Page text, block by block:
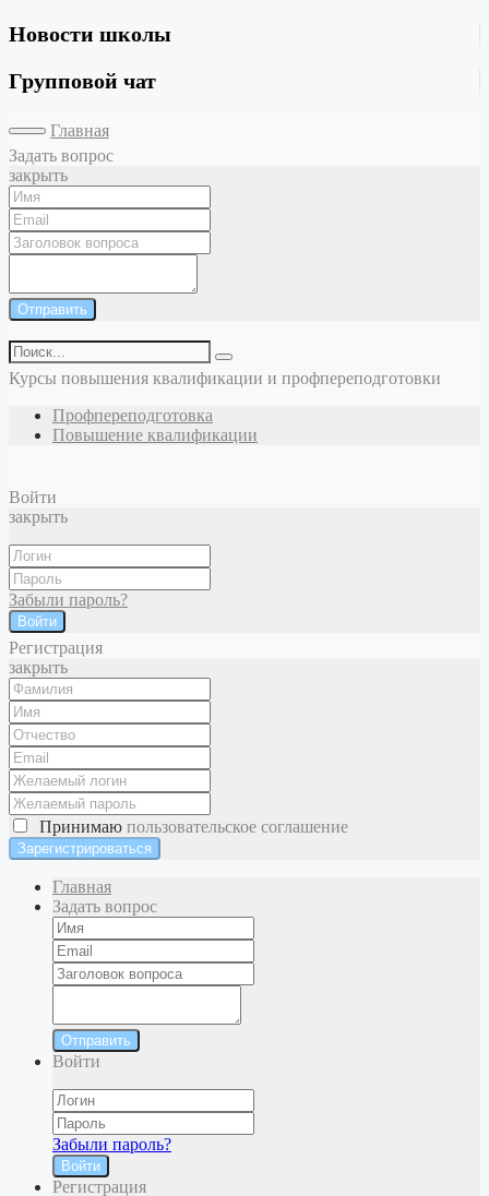
Новости школы
Групповой чат
Главная
Задать вопрос
закрыть
Отправить
Курсы повышения квалификации и профпереподготовки
Профпереподготовка
Повышение квалификации
Войти
закрыть
Забыли пароль?
Войти
Регистрация
закрыть
Принимаю пользовательское соглашение
Главная
Задать вопрос
Отправить
Войти
Забыли пароль?
Войти
Регистрация